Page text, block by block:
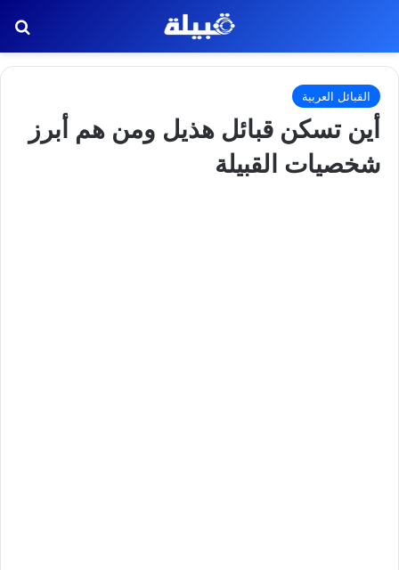
القبائل العربية
أين تسكن قبائل هذيل ومن هم أبرز
شخصيات القبيلة